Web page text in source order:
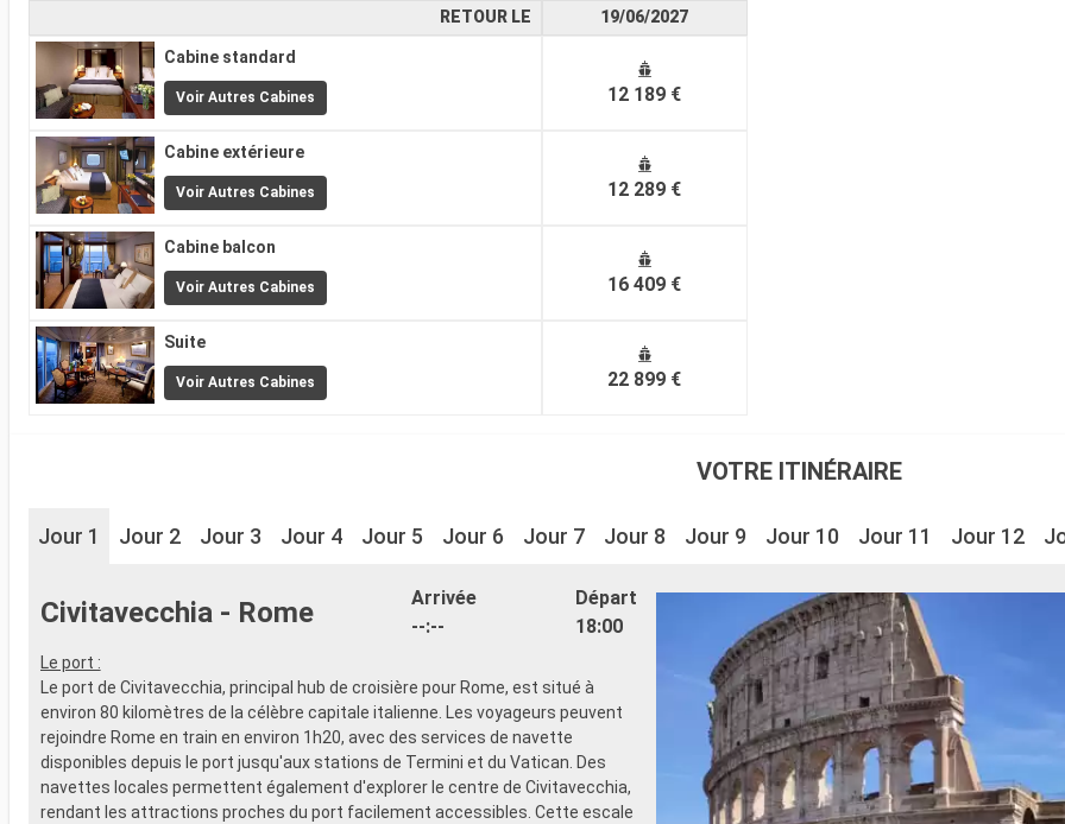
RETOUR LE
Cabine standard
Voir Autres Cabines
Cabine extérieure
Voir Autres Cabines
Cabine balcon
Voir Autres Cabines
Suite
Voir Autres Cabines
19/06/2027
12 189 €
12 289 €
16 409 €
22 899 €
VOTRE ITINÉRAIRE
Jour 1 Jour 2 Jour 3 Jour 4 Jour 5 Jour 6 Jour 7 Jour 8 Jour 9 Jour 10 Jour 11 Jour 12
Civitavecchia - Rome
Arrivée
--:--
Départ
18:00
Le port :
Le port de Civitavecchia, principal hub de croisière pour Rome, est situé à
environ 80 kilomètres de la célèbre capitale italienne. Les voyageurs peuvent
rejoindre Rome en train en environ 1h20, avec des services de navette
disponibles depuis le port jusqu'aux stations de Termini et du Vatican. Des
navettes locales permettent également d'explorer le centre de Civitavecchia,
rendant les attractions proches du port facilement accessibles. Cette escale